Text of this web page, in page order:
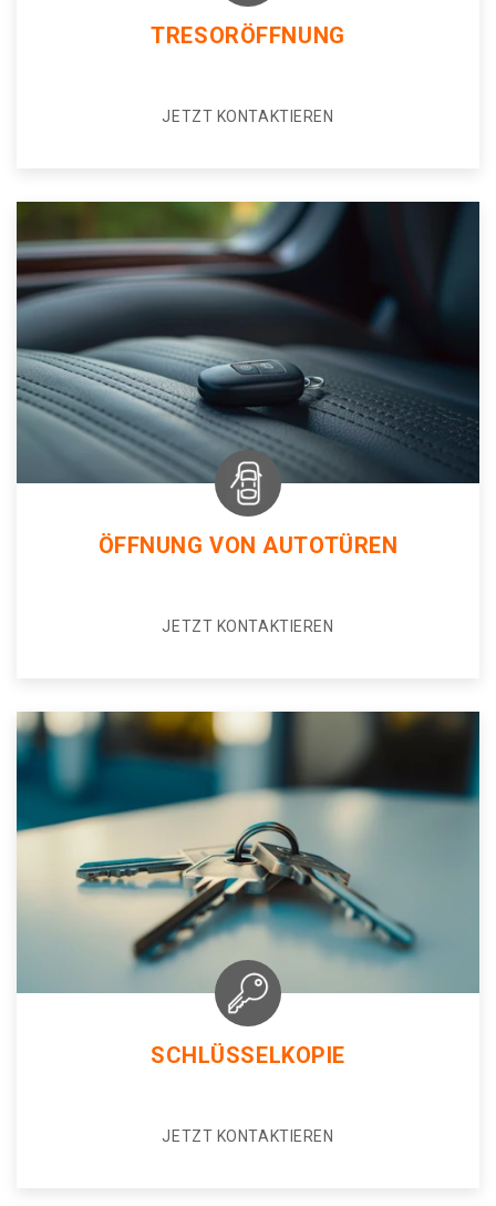
TRESORÖFFNUNG
JETZT KONTAKTIEREN
ÖFFNUNG VON AUTOTÜREN
JETZT KONTAKTIEREN
SCHLÜSSELKOPIE
JETZT KONTAKTIEREN